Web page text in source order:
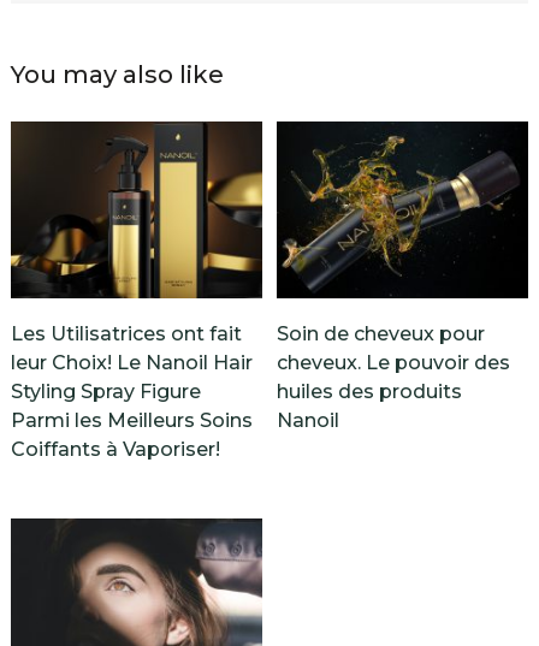
You may also like
Les Utilisatrices ont fait
leur Choix! Le Nanoil Hair
Styling Spray Figure
Parmi les Meilleurs Soins
Coiffants à Vaporiser!
Soin de cheveux pour
cheveux. Le pouvoir des
huiles des produits
Nanoil